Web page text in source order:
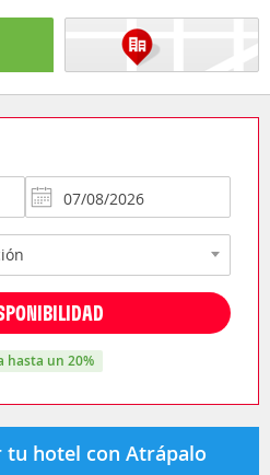
hasta un 20%
tu hotel con Atrápalo